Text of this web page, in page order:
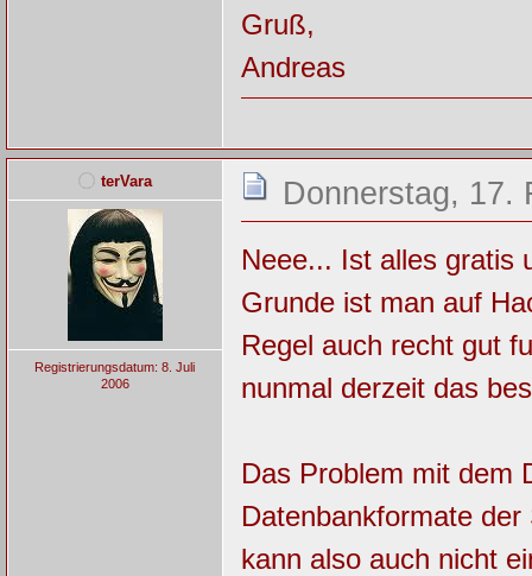
Gruß,
Andreas
terVara
Registrierungsdatum: 8. Juli
2006
Donnerstag, 17.
Neee... Ist alles gratis
Grunde ist man auf
Regel auch recht gut
nunmal derzeit das
Das Problem mit dem
Datenbankformate
kann also auch nicht